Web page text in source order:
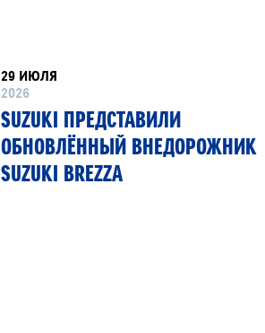
29 ИЮЛЯ
2026
SUZUKI ПРЕДСТАВИЛИ
ОБНОВЛЁННЫЙ ВНЕДОРОЖНИК
SUZUKI BREZZA